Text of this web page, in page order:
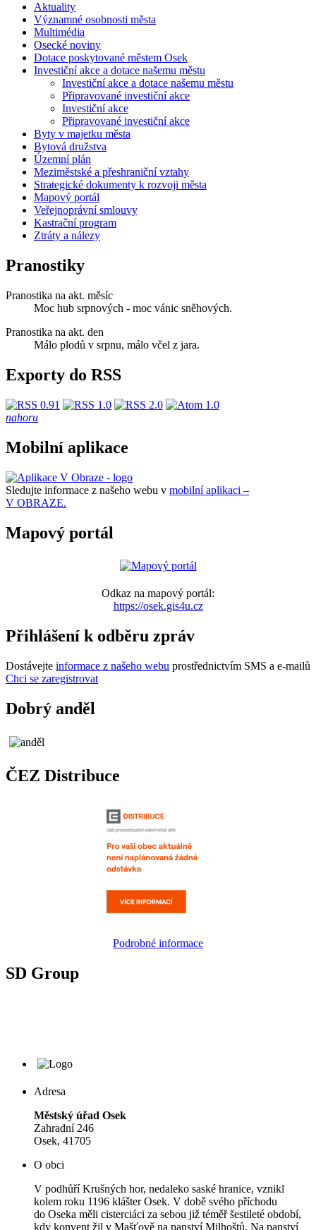
Aktuality
Významné osobnosti města
Multimédia
Osecké noviny
Dotace poskytované městem Osek
Investiční akce a dotace našemu městu
Investiční akce a dotace našemu městu
Připravované investiční akce
Investiční akce
Připravované investiční akce
Byty v majetku města
Bytová družstva
Územní plán
Meziměstské a přeshraniční vztahy
Strategické dokumenty k rozvoji města
Mapový portál
Veřejnoprávní smlouvy
Kastrační program
Ztráty a nálezy
Pranostiky
Pranostika na akt. měsíc
Moc hub srpnových - moc vánic sněhových.
Pranostika na akt. den
Málo plodů v srpnu, málo včel z jara.
Exporty do RSS
nahoru
Mobilní aplikace
Sledujte informace z našeho webu v mobilní aplikaci –
V OBRAZE.
Mapový portál
Odkaz na mapový portál:
https://osek.gis4u.cz
Přihlášení k odběru zpráv
Dostávejte informace z našeho webu prostřednictvím SMS a e-mailů
Chci se zaregistrovat
Dobrý anděl
ČEZ Distribuce
Podrobné informace
SD Group
Adresa
Městský úřad Osek
Zahradní 246
Osek, 41705
O obci
V podhůří Krušných hor, nedaleko saské hranice, vznikl
kolem roku 1196 klášter Osek. V době svého příchodu
do Oseka měli cisterciáci za sebou již téměř šestileté období,
kdy konvent žil v Mašťově na panství Milhoštů. Na panství